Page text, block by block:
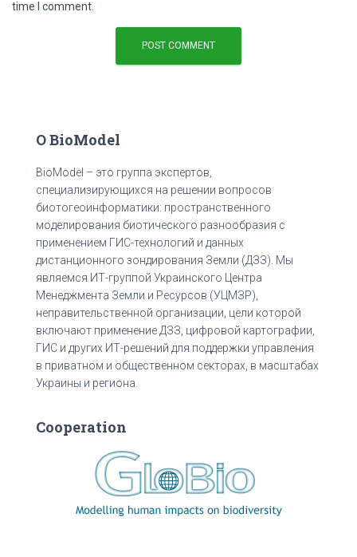
time I comment.
О BioModel
BioModel – это группа экспертов,
специализирующихся на решении вопросов
биотогеоинформатики: пространственного
моделирования биотического разнообразия с
применением ГИС-технологий и данных
дистанционного зондирования Земли (ДЗЗ). Мы
являемся ИТ-группой Украинского Центра
Менеджмента Земли и Ресурсов (УЦМЗР),
неправительственной организации, цели которой
включают применение ДЗЗ, цифровой картографии,
ГИС и других ИТ-решений для поддержки управления
в приватном и общественном секторах, в масштабах
Украины и региона.
Cooperation